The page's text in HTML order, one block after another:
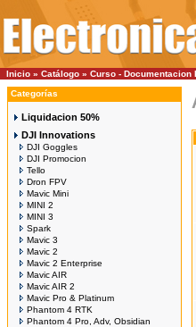
Inicio » Catálogo » Curso - Documentacion
Categorías
Liquidacion 50%
DJI Innovations
DJI Goggles
DJI Promocion
Tello
Dron FPV
Mavic Mini
MINI 2
MINI 3
Spark
Mavic 3
Mavic 2
Mavic 2 Enterprise
Mavic AIR
Mavic AIR 2
Mavic Pro & Platinum
Phantom 4 RTK
Phantom 4 Pro, Adv, Obsidian